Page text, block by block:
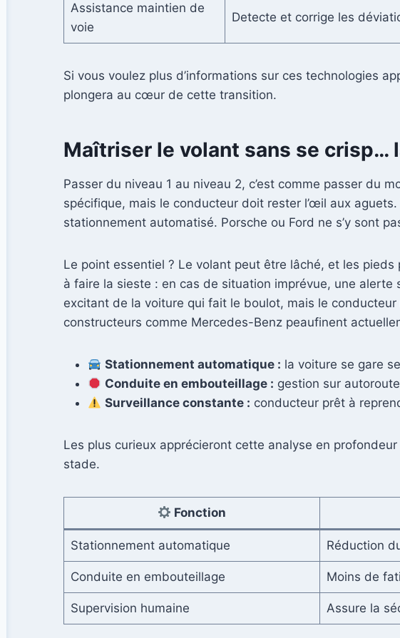
Assistance maintien de
voie
Detecte et corrige les
Si vous voulez plus d’informations sur ces technologies
plongera au cœur de cette transition.
Maîtriser le volant sans se crisp…
Passer du niveau 1 au niveau 2, c’est comme passer du
spécifique, mais le conducteur doit rester l’œil aux
stationnement automatisé. Porsche ou Ford ne s’y sont
Le point essentiel ? Le volant peut être lâché, et les
à faire la sieste : en cas de situation imprévue, une
excitant de la voiture qui fait le boulot, mais le
constructeurs comme Mercedes-Benz peaufinent
Stationnement automatique : la voiture se gare
Conduite en embouteillage : gestion sur
Surveillance constante : conducteur prêt à
Les plus curieux apprécieront cette analyse en profondeur
stade.
Fonction
Stationnement automatique Réduction
Conduite en embouteillage Moins de
Supervision humaine Assure la